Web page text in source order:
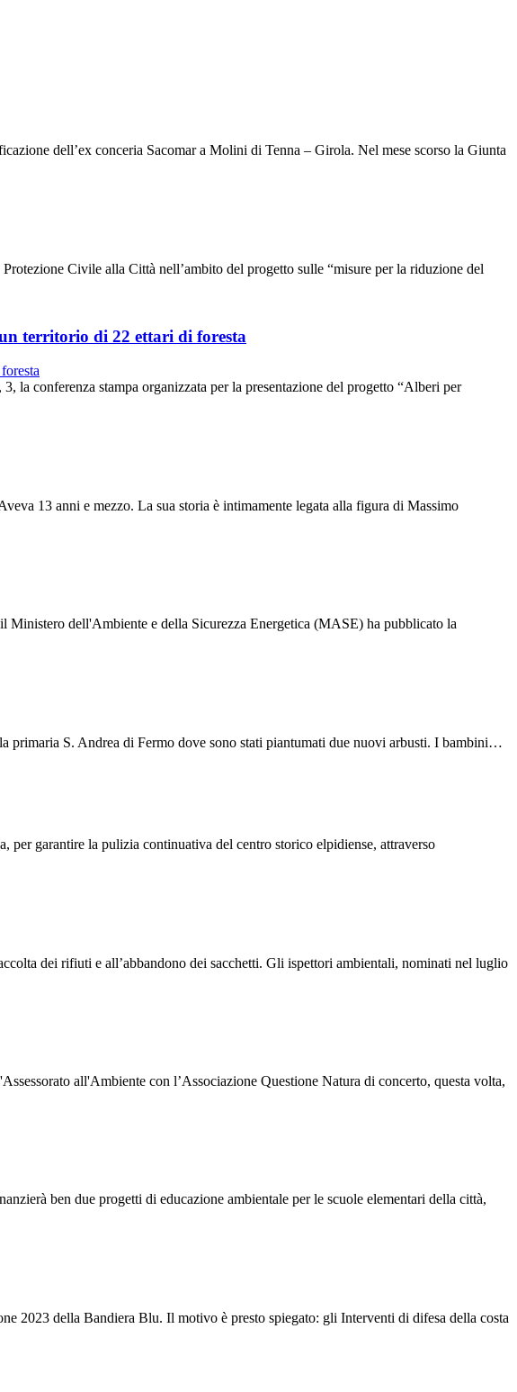
dell’ex conceria Sacomar a Molini di Tenna – Girola. Nel mese scorso la Giunta
Civile alla Città nell’ambito del progetto sulle “misure per la riduzione del
territorio di 22 ettari di foresta
la conferenza stampa organizzata per la presentazione del progetto “Alberi per
13 anni e mezzo. La sua storia è intimamente legata alla figura di Massimo
dell'Ambiente e della Sicurezza Energetica (MASE) ha pubblicato la
primaria S. Andrea di Fermo dove sono stati piantumati due nuovi arbusti. I bambini…
garantire la pulizia continuativa del centro storico elpidiense, attraverso
dei rifiuti e all’abbandono dei sacchetti. Gli ispettori ambientali, nominati nel luglio
all'Ambiente con l’Associazione Questione Natura di concerto, questa volta,
ben due progetti di educazione ambientale per le scuole elementari della città,
2023 della Bandiera Blu. Il motivo è presto spiegato: gli Interventi di difesa della costa